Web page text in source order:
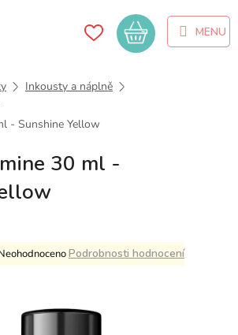
Nákupní
košík
Inkousty a náplně
- Sunshine Yellow
30 ml -
Podrobnosti hodnocení